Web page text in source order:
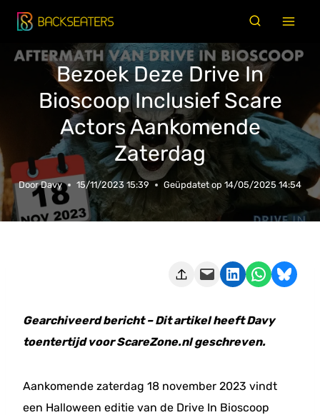
Doorgaan
naar
inhoud
Bezoek Deze Drive In
Bioscoop Inclusief Scare
Actors Aankomende
Zaterdag
Door Davy 15/11/2023 15:39 Geüpdatet op 14/05/2025 14:54
Deze pagina e-mailen Delen op LinkedIn Delen via WhatsApp Share on Bluesky
Gearchiveerd bericht – Dit artikel heeft Davy
toentertijd voor ScareZone.nl geschreven.
Aankomende zaterdag 18 november 2023 vindt
een Halloween editie van de Drive In Bioscoop